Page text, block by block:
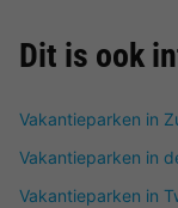
Dit is ook
Vakantieparken in
Vakantieparken in
Vakantieparken in